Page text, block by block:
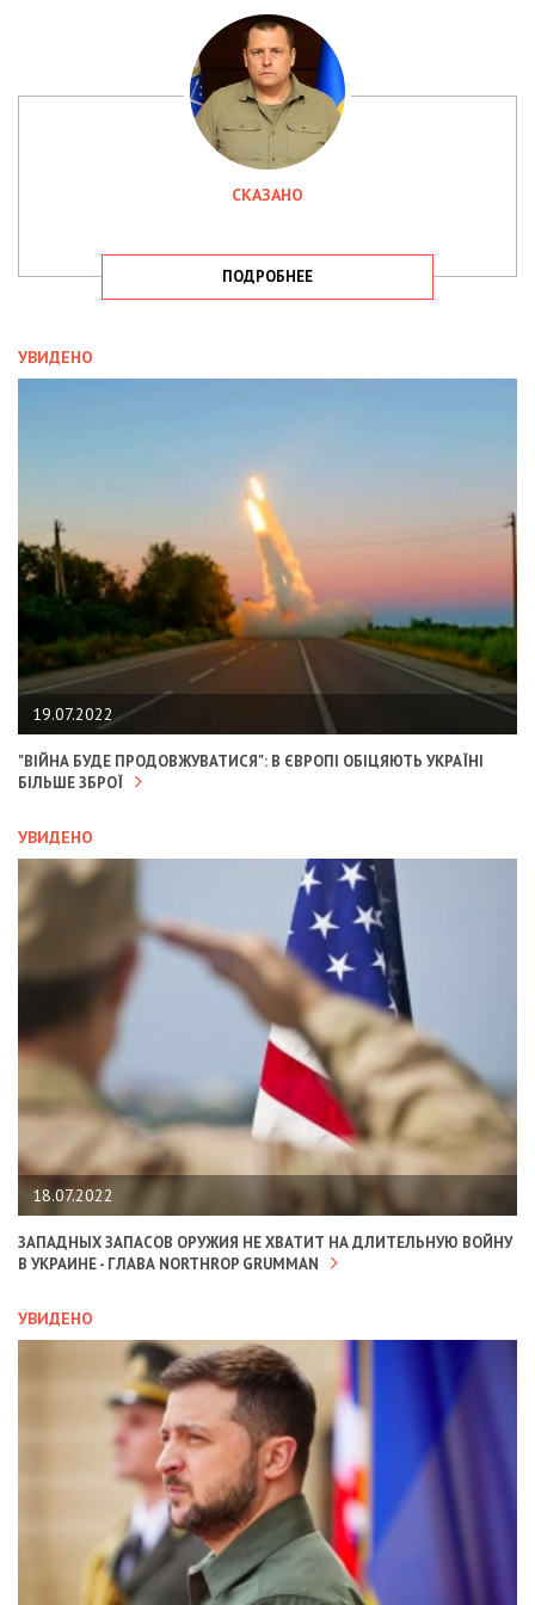
СКАЗАНО
ПОДРОБНЕЕ
УВИДЕНО
19.07.2022
"ВІЙНА БУДЕ ПРОДОВЖУВАТИСЯ": В ЄВРОПІ ОБІЦЯЮТЬ УКРАЇНІ
БІЛЬШЕ ЗБРОЇ
УВИДЕНО
18.07.2022
ЗАПАДНЫХ ЗАПАСОВ ОРУЖИЯ НЕ ХВАТИТ НА ДЛИТЕЛЬНУЮ ВОЙНУ
В УКРАИНЕ - ГЛАВА NORTHROP GRUMMAN
УВИДЕНО